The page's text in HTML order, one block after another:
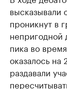
высказывали
проникнут в
непригодной
пика во
оказалось
раздавали